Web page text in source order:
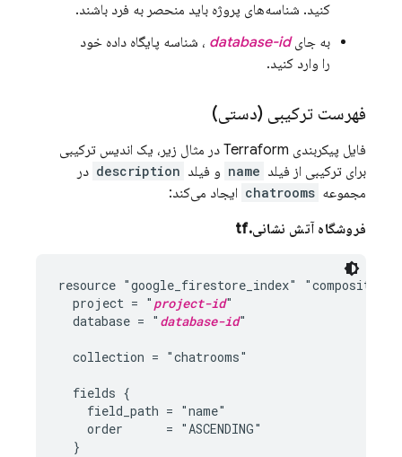
کنید. شناسه‌های پروژه باید منحصر به فرد باشند.
به جایdatabase-id ، شناسه پایگاه داده خود
را وارد کنید.
فهرست ترکیبی (دستی)
فایل پیکربندی Terraform در مثال زیر، یک اندیس ترکیبی
برای ترکیبی از فیلد name و فیلد description در
مجموعه chatrooms ایجاد می‌کند:
فروشگاه آتش نشانی.tf
resource "google_firestore_index" "composite-
  project = "
project-id"
  database = "
database-id"
  collection = "chatrooms"
  fields {
    field_path = "name"
    order      = "ASCENDING"
  }